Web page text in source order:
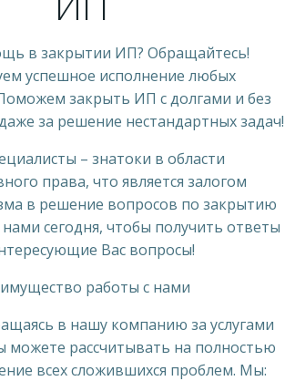
в закрытии ИП? Обращайтесь!
успешное исполнение любых
закрыть ИП с долгами и без
за решение нестандартных задач!
– знатоки в области
права, что является залогом
в решение вопросов по закрытию
сегодня, чтобы получить ответы
Вас вопросы!
работы с нами
в нашу компанию за услугами
можете рассчитывать на полностью
всех сложившихся проблем. Мы: